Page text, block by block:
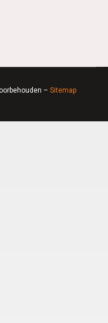
– Sitemap